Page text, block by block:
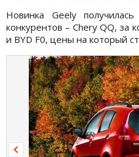
Новинка Geely
конкурентов – Chery QQ, за
и BYD F0, цены на который